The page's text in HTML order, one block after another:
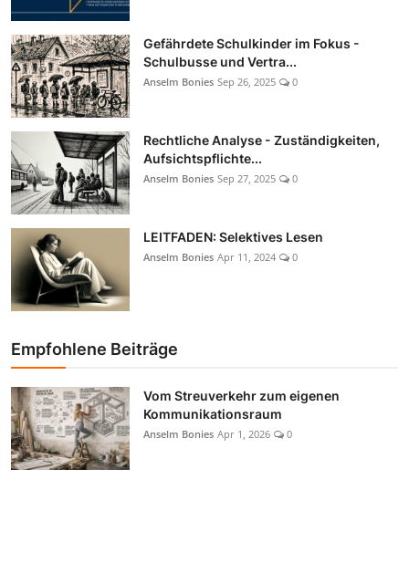
Gefährdete Schulkinder im Fokus -
Schulbusse und Vertra...
Anselm Bonies Sep 26, 2025 0
Rechtliche Analyse - Zuständigkeiten,
Aufsichtspflichte...
Anselm Bonies Sep 27, 2025 0
LEITFADEN: Selektives Lesen
Anselm Bonies Apr 11, 2024 0
Empfohlene Beiträge
Vom Streuverkehr zum eigenen
Kommunikationsraum
Anselm Bonies Apr 1, 2026 0